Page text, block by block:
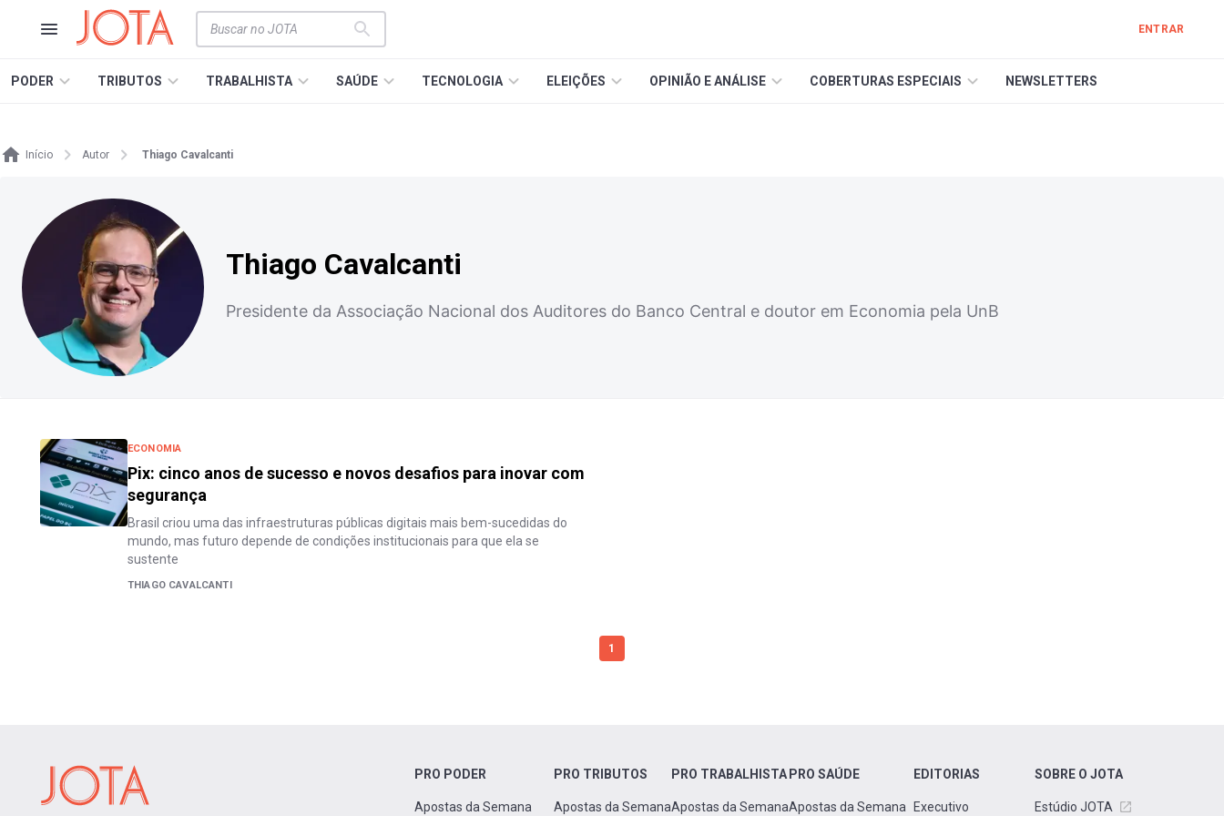
ENTRAR
PODER TRIBUTOS TRABALHISTA SAÚDE TECNOLOGIA ELEIÇÕES OPINIÃO E ANÁLISE COBERTURAS ESPECIAIS NEWSLETTERS
Início Autor Thiago Cavalcanti
Thiago Cavalcanti
Presidente da Associação Nacional dos Auditores do Banco Central e doutor em Economia pela UnB
ECONOMIA
Pix: cinco anos de sucesso e novos desafios para inovar com
segurança
Brasil criou uma das infraestruturas públicas digitais mais bem-sucedidas do
mundo, mas futuro depende de condições institucionais para que ela se
sustente
THIAGO CAVALCANTI
1
PRO PODER
Apostas da Semana
PRO TRIBUTOS
Apostas da Semana
PRO TRABALHISTA
Apostas da Semana
PRO SAÚDE
Apostas da Semana
EDITORIAS
Executivo
SOBRE O JOTA
Estúdio JOTA